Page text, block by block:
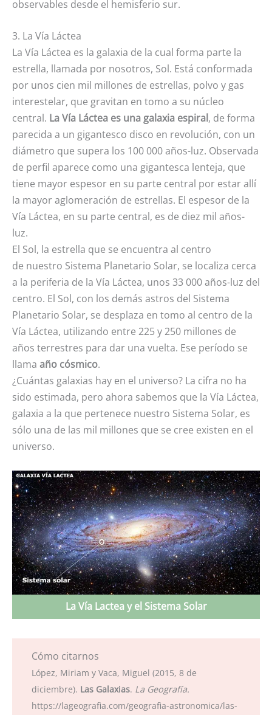
observables desde el hemisferio sur.
3. La Vía Láctea
La Vía Láctea es la galaxia de la cual forma parte la
estrella, llamada por nosotros, Sol. Está conformada
por unos cien mil millones de estrellas, polvo y gas
interestelar, que gravitan en tomo a su núcleo
central. La Vía Láctea es una galaxia espiral, de forma
parecida a un gigantesco disco en revolución, con un
diámetro que supera los 100 000 años-luz. Observada
de perfil aparece como una gigantesca lenteja, que
tiene mayor espesor en su parte central por estar allí
la mayor aglomeración de estrellas. El espesor de la
Vía Láctea, en su parte central, es de diez mil años-
luz.
El Sol, la estrella que se encuentra al centro
de nuestro Sistema Planetario Solar, se localiza cerca
a la periferia de la Vía Láctea, unos 33 000 años-luz del
centro. El Sol, con los demás astros del Sistema
Planetario Solar, se desplaza en tomo al centro de la
Vía Láctea, utilizando entre 225 y 250 millones de
años terrestres para dar una vuelta. Ese período se
llama año cósmico.
¿Cuántas galaxias hay en el universo? La cifra no ha
sido estimada, pero ahora sabemos que la Vía Láctea,
galaxia a la que pertenece nuestro Sistema Solar, es
sólo una de las mil millones que se cree existen en el
universo.
La Vía Lactea y el Sistema Solar
Cómo citarnos
López, Miriam y Vaca, Miguel (2015, 8 de
diciembre). Las Galaxias. La Geografía.
https://lageografia.com/geografia-astronomica/las-